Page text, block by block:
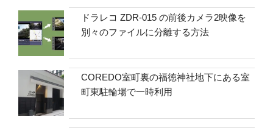
ドラレコ ZDR-015 の前後カメラ2映像を
別々のファイルに分離する方法
COREDO室町裏の福徳神社地下にある室
町東駐輪場で一時利用